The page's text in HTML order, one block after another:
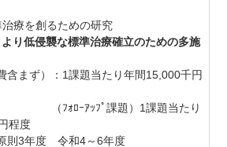
治療を創るための研究
り低侵襲な標準治療確立のための多施
含まず）：1課題当たり年間15,000千円
ﾟ課題）1課題当たり
程度
則3年度 令和4～6年度